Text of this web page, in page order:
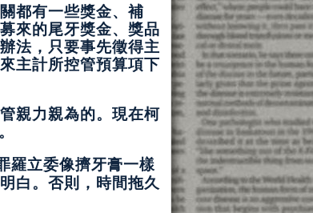
都有一些獎金、補
來的尾牙獎金、獎品
法，只要事先徵得主
主計所控管預算項下
親力親為的。現在柯
羅立委像擠牙膏一樣
白。否則，時間拖久